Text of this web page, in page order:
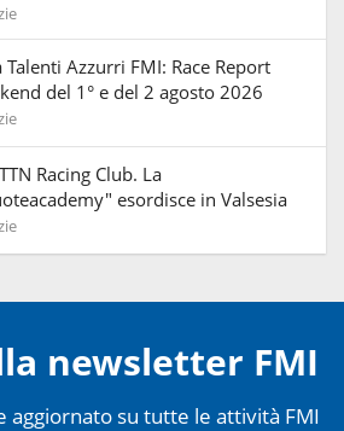
Talenti Azzurri FMI: Race Report
del 1° e del 2 agosto 2026
Racing Club. La
esordisce in Valsesia
newsletter FMI
aggiornato su tutte le attività FMI